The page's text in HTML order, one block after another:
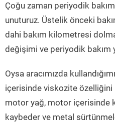
Çoğu zaman periyodik
unuturuz. Üstelik önceki
dahi bakım kilometresi
değişimi ve periyodik bakım
Oysa aracımızda
içerisinde viskozite özelliğini
motor yağ, motor içerisinde
kaybeder ve metal